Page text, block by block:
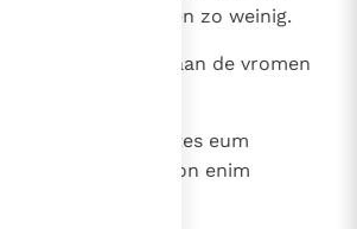
zien van zijn werken zo weinig.
alles gemaakt en aan de vromen
in WB) Exaltantes eum
ne laboretis, non enim